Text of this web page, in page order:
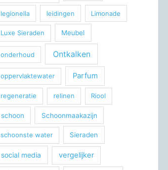
legionella leidingen Limonade
Luxe Sieraden Meubel
onderhoud Ontkalken
oppervlaktewater Parfum
regeneratie relinen Riool
schoon Schoonmaakazijn
schoonste water Sieraden
social media vergelijker